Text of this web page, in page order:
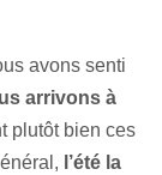
avons senti
arrivons à
plutôt bien ces
l’été la